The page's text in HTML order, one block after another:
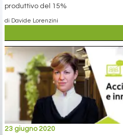
produttivo del 15%
di Davide Lorenzini
23 giugno 2020